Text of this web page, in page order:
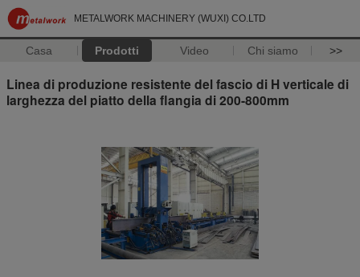
METALWORK MACHINERY (WUXI) CO.LTD
Casa Prodotti Video Chi siamo >>
Linea di produzione resistente del fascio di H verticale di
larghezza del piatto della flangia di 200-800mm